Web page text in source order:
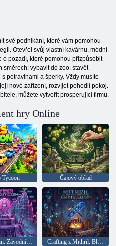
své podnikání, které vám pomohou
Otevřel svůj vlastní kavárnu, módní
o pozadí, které pomohou přizpůsobit
směrech: vybavit do zoo, stavět
potravinami a šperky. Vždy musíte
nové zařízení, rozvíjet pohodlí pokoj.
můžete vytvořit prosperující firmu.
hry Online
Tycoon Čajový obřad
Cyber Coin: Závodní dráha